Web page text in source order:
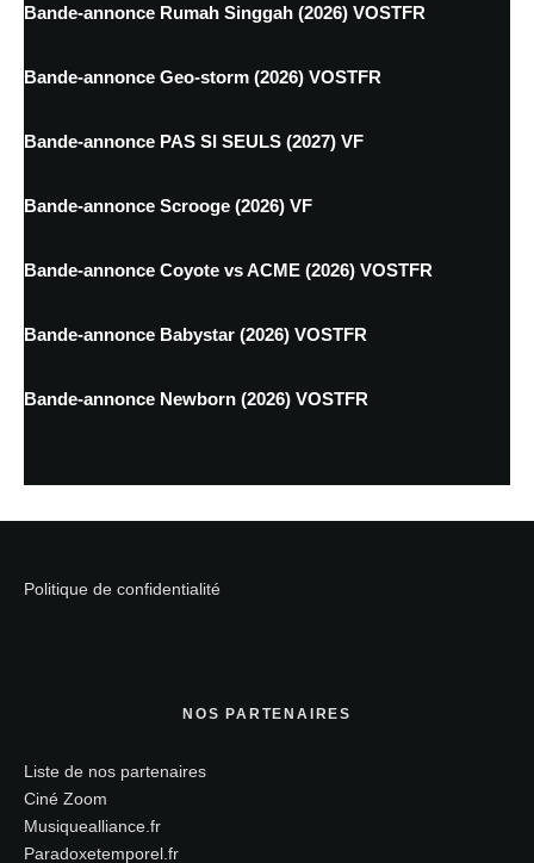
Bande-annonce Rumah Singgah (2026) VOSTFR
Bande-annonce Geo-storm (2026) VOSTFR
Bande-annonce PAS SI SEULS (2027) VF
Bande-annonce Scrooge (2026) VF
Bande-annonce Coyote vs ACME (2026) VOSTFR
Bande-annonce Babystar (2026) VOSTFR
Bande-annonce Newborn (2026) VOSTFR
Politique de confidentialité
NOS PARTENAIRES
Liste de nos partenaires
Ciné Zoom
Musiquealliance.fr
Paradoxetemporel.fr